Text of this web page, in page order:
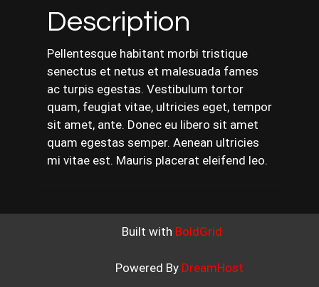
Description
Pellentesque habitant morbi tristique
senectus et netus et malesuada fames
ac turpis egestas. Vestibulum tortor
quam, feugiat vitae, ultricies eget, tempor
sit amet, ante. Donec eu libero sit amet
quam egestas semper. Aenean ultricies
mi vitae est. Mauris placerat eleifend leo.
Built with BoldGrid
Powered By DreamHost